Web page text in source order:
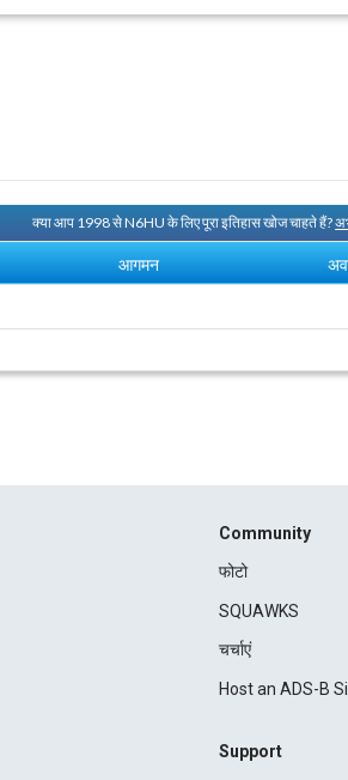
क्या आप 1998 से N6HU के लिए पूरा इतिहास खोज चाहते हैं?
आगमन
Community
फोटो
SQUAWKS
चर्चाएं
Host an ADS-B
Support